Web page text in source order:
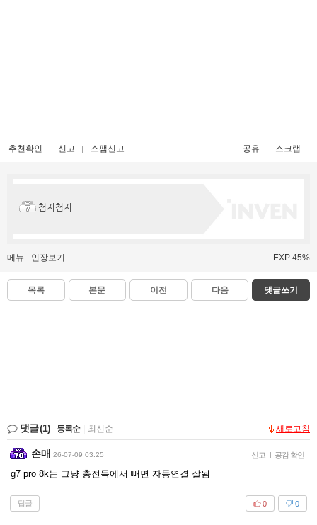
추천확인 신고 스팸신고 공유 스크랩
첨지첨지
메뉴 인장보기 EXP 45%
목록 본문 이전 다음 댓글쓰기
댓글(1) 등록순 최신순 새로고침
손매 26-07-09 03:25 신고 | 공감 확인
g7 pro 8k는 그냥 충전독에서 빼면 자동연결 잘됨
답글 0
0